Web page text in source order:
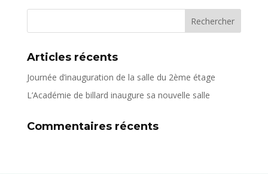
Articles récents
Journée d’inauguration de la salle du 2ème étage
L’Académie de billard inaugure sa nouvelle salle
Commentaires récents